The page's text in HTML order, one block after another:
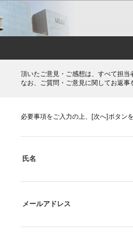
頂いたご意見・ご感想は、すべて担当
なお、ご質問・ご意見に関してお返事
必要事項をご入力の上、[次へ]ボタン
氏名
メールアドレス